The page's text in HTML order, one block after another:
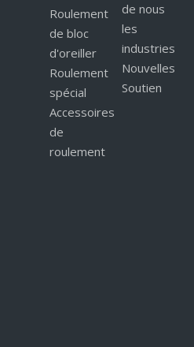
Roulement
de bloc
d'oreiller
Roulement
spécial
Accessoires
de
roulement
de nous
les
industries
Nouvelles
Soutien